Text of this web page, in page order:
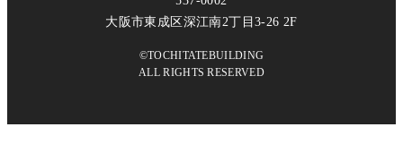
大阪市東成区深江南2丁目3-26 2F
©TOCHITATEBUILDING
ALL RIGHTS RESERVED